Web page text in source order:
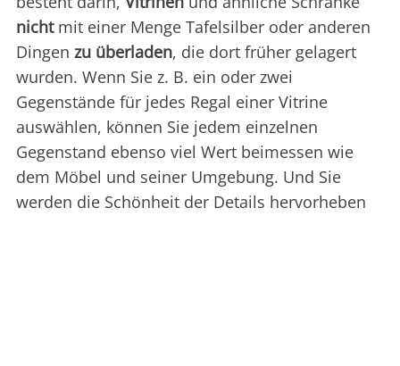
nichtmit einer Menge Tafelsilber oder anderen
Dingen zu überladen, die dort früher gelagert
wurden. Wenn Sie z. B. ein oder zwei
Gegenstände für jedes Regal einer Vitrine
auswählen, können Sie jedem einzelnen
Gegenstand ebenso viel Wert beimessen wie
dem Möbel und seiner Umgebung. Und Sie
werden die Schönheit der Details hervorheben